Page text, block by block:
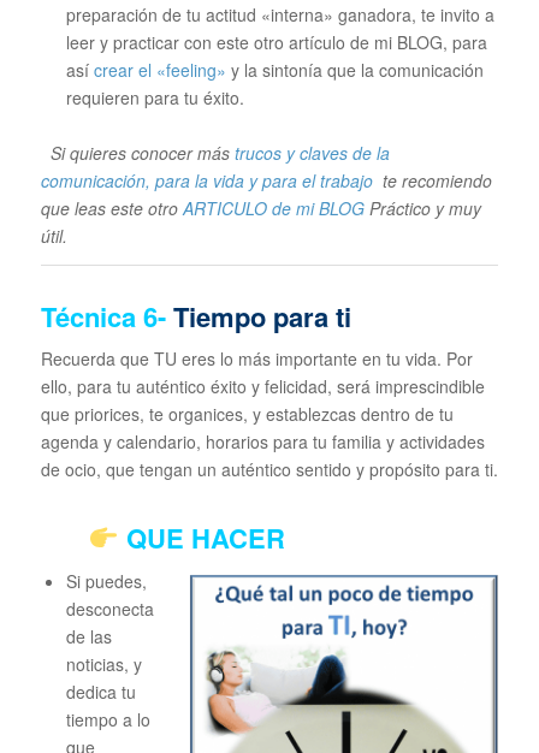
preparación de tu actitud «interna» ganadora, te invito a
leer y practicar con este otro artículo de mi BLOG, para
asícrear el «feeling» y la sintonía que la comunicación
requieren para tu éxito.
Si quieres conocer más trucos y claves de la
comunicación, para la vida y para el trabajote recomiendo
que leas este otro ARTICULO de mi BLOGPráctico y muy
útil.
Técnica6-Tiempo para ti
Recuerda que TU eres lo más importante en tu vida. Por
ello, para tu auténtico éxito y felicidad, será imprescindible
que priorices, te organices, y establezcas dentro de tu
agenda y calendario, horarios para tu familia y actividades
de ocio, que tengan un auténtico sentido y propósito para ti.
QUE HACER
Si puedes,
desconecta
de las
noticias, y
dedica tu
tiempo a lo
que